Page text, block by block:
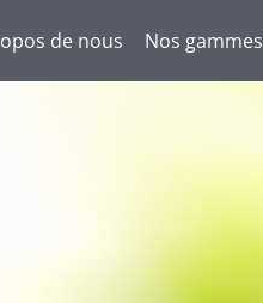
de nous Nos gammes